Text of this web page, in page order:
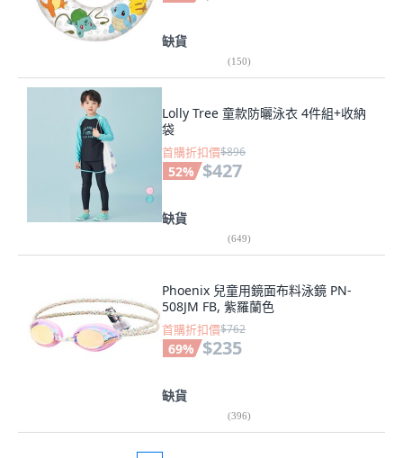
缺貨
(150)
Lolly Tree 童款防曬泳衣 4件組+收納
袋
首購折扣價$896
52% $427
缺貨
(649)
Phoenix 兒童用鏡面布料泳鏡 PN-
508JM FB, 紫羅蘭色
首購折扣價$762
69% $235
缺貨
(396)